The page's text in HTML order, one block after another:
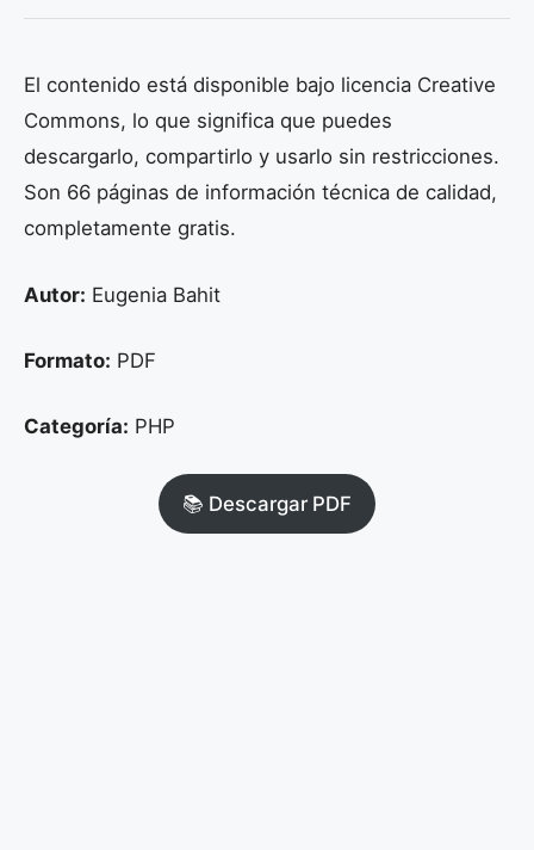
El contenido está disponible bajo licencia Creative
Commons, lo que significa que puedes
descargarlo, compartirlo y usarlo sin restricciones.
Son 66 páginas de información técnica de calidad,
completamente gratis.
Autor: Eugenia Bahit
Formato: PDF
Categoría: PHP
📚 Descargar PDF